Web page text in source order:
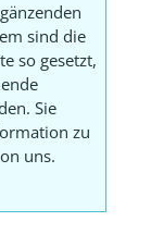
sind die
so gesetzt,
Sie
zu
uns.